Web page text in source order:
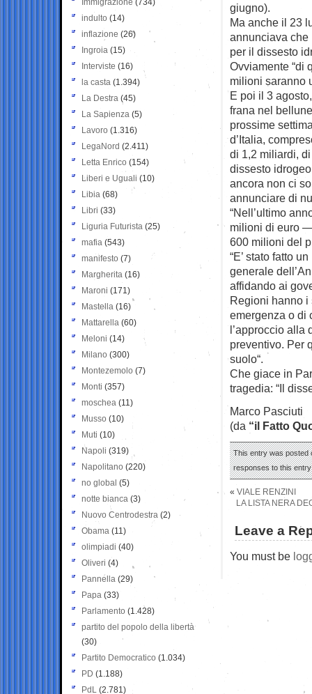
giugno).
Ma anche il 23
annunciava che
per il dissesto
Ovviamente “di
milioni saranno
E poi il 3
frana nel
prossime
d’Italia,
di 1,2 miliardi,
dissesto
ancora non ci
annunciare di
“Nell’ultimo
milioni di euro
600 milioni del
“E’ stato fatto
generale
affidando ai
Regioni hanno i
emergenza o di
l’approccio alla
preventivo. Per
suolo“.
Che giace in
tragedia: “Il
Marco Pasciuti
(da “il Fatto
This entry was posted
responses to this
« VIALE RENZINI
LA LISTA NERA
Leave a
You must be
Immigrazione (734)
indulto (14)
inflazione (26)
Ingroia (15)
Interviste (16)
la casta (1.394)
La Destra (45)
La Sapienza (5)
Lavoro (1.316)
LegaNord (2.411)
Letta Enrico (154)
Liberi e Uguali (10)
Libia (68)
Libri (33)
Liguria Futurista (25)
mafia (543)
manifesto (7)
Margherita (16)
Maroni (171)
Mastella (16)
Mattarella (60)
Meloni (14)
Milano (300)
Montezemolo (7)
Monti (357)
moschea (11)
Musso (10)
Muti (10)
Napoli (319)
Napolitano (220)
no global (5)
notte bianca (3)
Nuovo Centrodestra (2)
Obama (11)
olimpiadi (40)
Oliveri (4)
Pannella (29)
Papa (33)
Parlamento (1.428)
partito del popolo della libertà
(30)
Partito Democratico (1.034)
PD (1.188)
PdL (2.781)